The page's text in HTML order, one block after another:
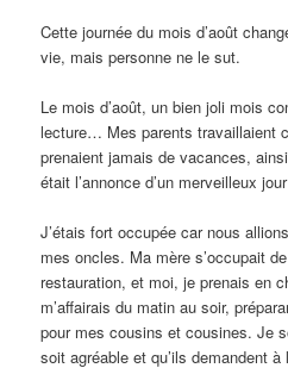
Cette journée du mois d’août
vie, mais personne ne le sut.
Le mois d’août, un bien joli mois
lecture… Mes parents travaillaient
prenaient jamais de vacances,
était l’annonce d’un merveilleux
J’étais fort occupée car nous
mes oncles. Ma mère s’occupait
restauration, et moi, je prenais en
m’affairais du matin au soir,
pour mes cousins et cousines. Je
soit agréable et qu’ils demandent